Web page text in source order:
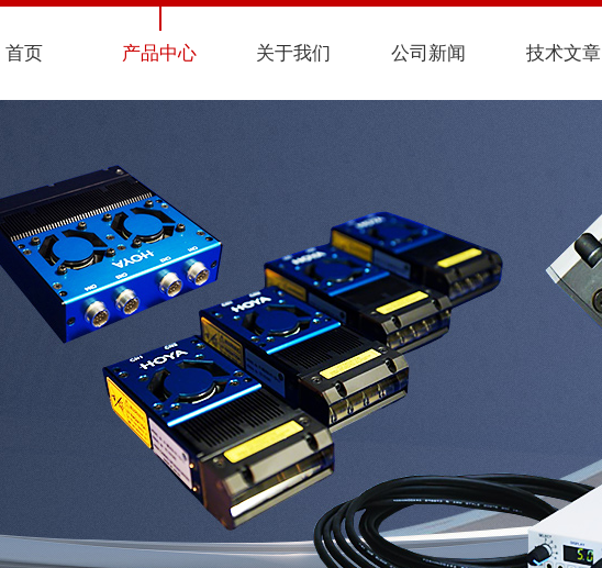
首页 产品中心 关于我们 公司新闻 技术文章